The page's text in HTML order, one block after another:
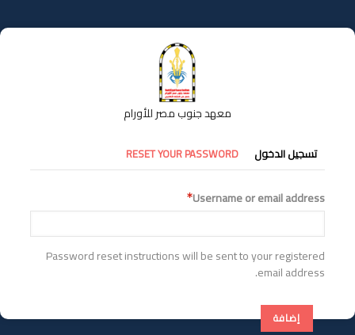
إلى
المحتوى
معهد جنوب مصر للأورام
التبويبات
الأساسية
تسجيل الدخول RESET YOUR PASSWORD
Username or email address
Password reset instructions will be sent to your registered
email address.